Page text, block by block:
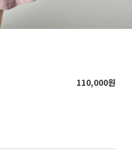
110,000원